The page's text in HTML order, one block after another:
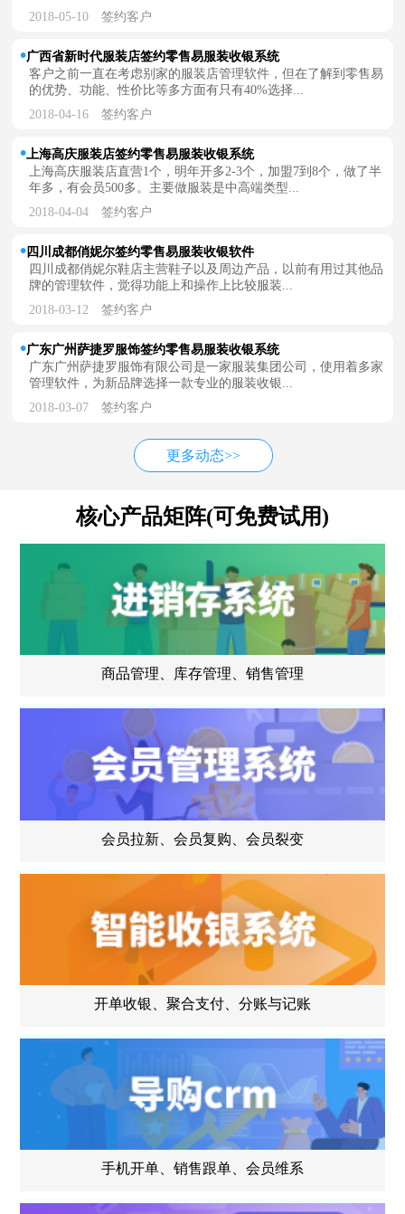
2018-05-10 签约客户
广西省新时代服装店签约零售易服装收银系统
客户之前一直在考虑别家的服装店管理软件，但在了解到零售易
的优势、功能、性价比等多方面有只有40%选择...
2018-04-16 签约客户
上海高庆服装店签约零售易服装收银系统
上海高庆服装店直营1个，明年开多2-3个，加盟7到8个，做了半
年多，有会员500多。主要做服装是中高端类型...
2018-04-04 签约客户
四川成都俏妮尔签约零售易服装收银软件
四川成都俏妮尔鞋店主营鞋子以及周边产品，以前有用过其他品
牌的管理软件，觉得功能上和操作上比较服装...
2018-03-12 签约客户
广东广州萨捷罗服饰签约零售易服装收银系统
广东广州萨捷罗服饰有限公司是一家服装集团公司，使用着多家
管理软件，为新品牌选择一款专业的服装收银...
2018-03-07 签约客户
更多动态>>
核心产品矩阵(可免费试用)
商品管理、库存管理、销售管理
会员拉新、会员复购、会员裂变
开单收银、聚合支付、分账与记账
手机开单、销售跟单、会员维系